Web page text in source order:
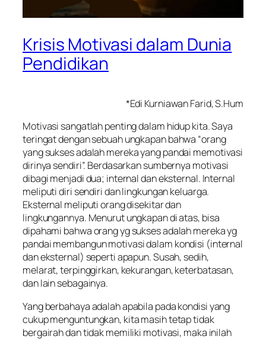
Krisis Motivasi dalam Dunia
Pendidikan
*Edi Kurniawan Farid, S.Hum
Motivasi sangatlah penting dalam hidup kita. Saya
teringat dengan sebuah ungkapan bahwa “orang
yang sukses adalah mereka yang pandai memotivasi
dirinya sendiri”. Berdasarkan sumbernya motivasi
dibagi menjadi dua; internal dan eksternal. Internal
meliputi diri sendiri dan lingkungan keluarga.
Eksternal meliputi orang disekitar dan
lingkungannya. Menurut ungkapan di atas, bisa
dipahami bahwa orang yg sukses adalah mereka yg
pandai membangun motivasi dalam kondisi (internal
dan eksternal) seperti apapun. Susah, sedih,
melarat, terpinggirkan, kekurangan, keterbatasan,
dan lain sebagainya.
Yang berbahaya adalah apabila pada kondisi yang
cukup menguntungkan, kita masih tetap tidak
bergairah dan tidak memiliki motivasi, maka inilah